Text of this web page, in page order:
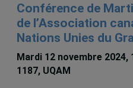
Conférence de
de l’Association
Nations Unies du
Mardi 12 novembre 2024,
1187, UQAM